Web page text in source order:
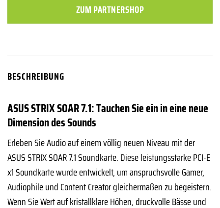
ZUM PARTNERSHOP
BESCHREIBUNG
ASUS STRIX SOAR 7.1: Tauchen Sie ein in eine neue
Dimension des Sounds
Erleben Sie Audio auf einem völlig neuen Niveau mit der
ASUS STRIX SOAR 7.1 Soundkarte. Diese leistungsstarke PCI-E
x1 Soundkarte wurde entwickelt, um anspruchsvolle Gamer,
Audiophile und Content Creator gleichermaßen zu begeistern.
Wenn Sie Wert auf kristallklare Höhen, druckvolle Bässe und